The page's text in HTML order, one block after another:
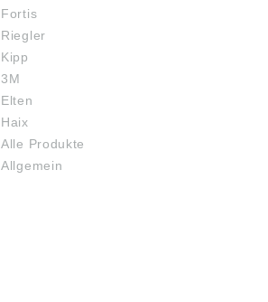
Fortis
Riegler
Kipp
3M
Elten
Haix
Alle Produkte
Allgemein